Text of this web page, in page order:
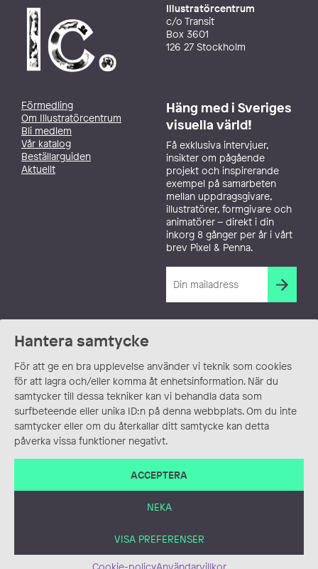
Hantera samtycke
För att ge en bra upplevelse använder vi teknik som cookies
för att lagra och/eller komma åt enhetsinformation. När du
samtycker till dessa tekniker kan vi behandla data som
surfbeteende eller unika ID:n på denna webbplats. Om du inte
samtycker eller om du återkallar ditt samtycke kan detta
påverka vissa funktioner negativt.
ACCEPTERA
NEKA
VISA PREFERENSER
Illustratörcentrum
c/o Transit
Box 3601
126 27 Stockholm
Förmedling
Om Illustratörcentrum
Bli medlem
Vår katalog
Beställarguiden
Aktuellt
Häng med i Sveriges
visuella värld!
Få exklusiva intervjuer,
insikter om pågående
projekt och inspirerande
exempel på samarbeten
mellan uppdragsgivare,
illustratörer, formgivare och
animatörer – direkt i din
inkorg 8 gånger per år i vårt
brev Pixel & Penna.